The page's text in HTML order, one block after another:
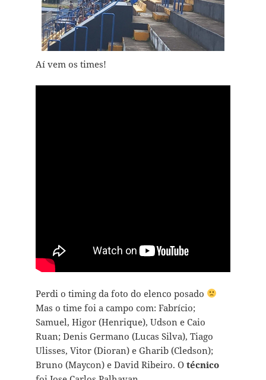
Aí vem os times!
Perdi o timing da foto do elenco posado
Mas o time foi a campo com: Fabrício;
Samuel, Higor (Henrique), Udson e Caio
Ruan; Denis Germano (Lucas Silva), Tiago
Ulisses, Vitor (Dioran) e Gharib (Cledson);
Bruno (Maycon) e David Ribeiro. O técnico